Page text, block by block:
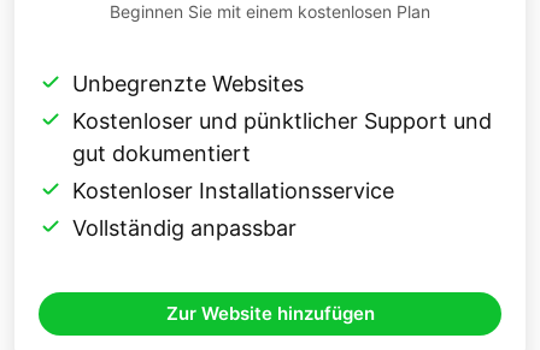
Beginnen Sie mit einem kostenlosen Plan
Unbegrenzte Websites
Kostenloser und pünktlicher Support und
gut dokumentiert
Kostenloser Installationsservice
Vollständig anpassbar
Zur Website hinzufügen